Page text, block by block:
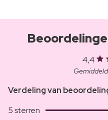
4,4
Verdeling van
5 sterren